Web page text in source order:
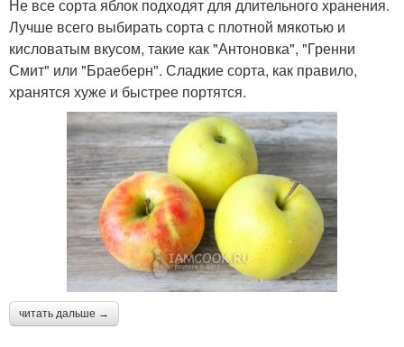
Не все сорта яблок подходят для длительного хранения.
Лучше всего выбирать сорта с плотной мякотью и
кисловатым вкусом, такие как "Антоновка", "Гренни
Смит" или "Браеберн". Сладкие сорта, как правило,
хранятся хуже и быстрее портятся.
читать дальше →